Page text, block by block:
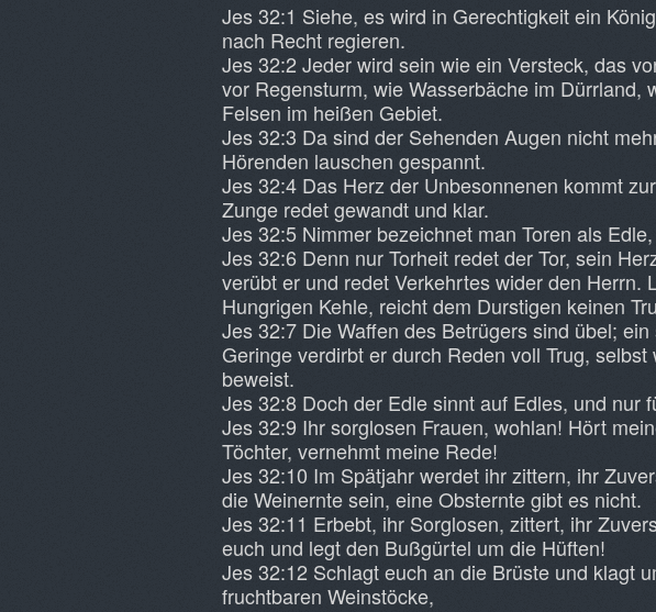
Jes 32:1 Siehe, es wird in Gerechtigkeit ein
nach Recht regieren.
Jes 32:2 Jeder wird sein wie ein Versteck, das
vor Regensturm, wie Wasserbäche im Dürrland,
Felsen im heißen Gebiet.
Jes 32:3 Da sind der Sehenden Augen nicht
Hörenden lauschen gespannt.
Jes 32:4 Das Herz der Unbesonnenen kommt
Zunge redet gewandt und klar.
Jes 32:5 Nimmer bezeichnet man Toren als
Jes 32:6 Denn nur Torheit redet der Tor, sein
verübt er und redet Verkehrtes wider den Herrn.
Hungrigen Kehle, reicht dem Durstigen keinen
Jes 32:7 Die Waffen des Betrügers sind übel;
Geringe verdirbt er durch Reden voll Trug,
beweist.
Jes 32:8 Doch der Edle sinnt auf Edles, und nur
Jes 32:9 Ihr sorglosen Frauen, wohlan! Hört
Töchter, vernehmt meine Rede!
Jes 32:10 Im Spätjahr werdet ihr zittern, ihr
die Weinernte sein, eine Obsternte gibt es nicht.
Jes 32:11 Erbebt, ihr Sorglosen, zittert, ihr
euch und legt den Bußgürtel um die Hüften!
Jes 32:12 Schlagt euch an die Brüste und klagt
fruchtbaren Weinstöcke,